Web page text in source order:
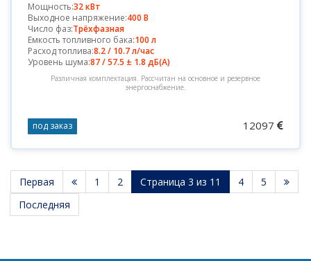
Мощность:32 кВт
Выходное напряжение:400 В
Число фаз:Трёхфазная
Емкость топливного бака:100 л
Расход топлива:8.2 / 10.7 л/час
Уровень шума:87 / 57.5 ± 1.8 дБ(А)
Различная комплектация. Рассчитан на основное и резервное
энергоснабжение.
12097
под заказ
Первая 1 2 Страница 3 из 11 4
5
Последняя